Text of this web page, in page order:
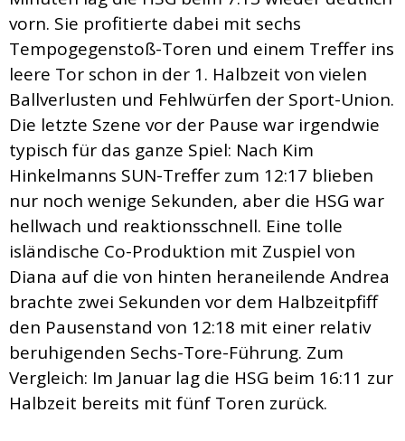
vorn. Sie profitierte dabei mit sechs
Tempogegenstoß-Toren und einem Treffer ins
leere Tor schon in der 1. Halbzeit von vielen
Ballverlusten und Fehlwürfen der Sport-Union.
Die letzte Szene vor der Pause war irgendwie
typisch für das ganze Spiel: Nach Kim
Hinkelmanns SUN-Treffer zum 12:17 blieben
nur noch wenige Sekunden, aber die HSG war
hellwach und reaktionsschnell. Eine tolle
isländische Co-Produktion mit Zuspiel von
Diana auf die von hinten heraneilende Andrea
brachte zwei Sekunden vor dem Halbzeitpfiff
den Pausenstand von 12:18 mit einer relativ
beruhigenden Sechs-Tore-Führung. Zum
Vergleich: Im Januar lag die HSG beim 16:11 zur
Halbzeit bereits mit fünf Toren zurück.